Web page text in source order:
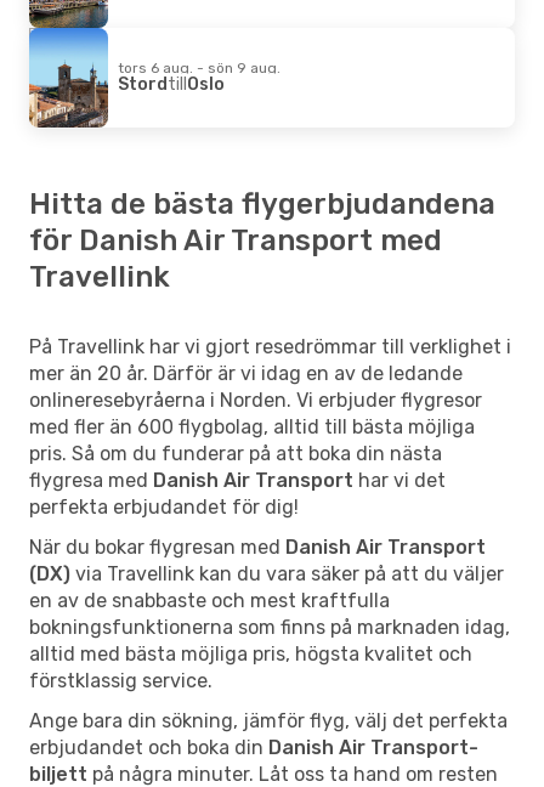
tors 6 aug. - sön 9 aug.
StordtillOslo
Hitta de bästa flygerbjudandena
för Danish Air Transport med
Travellink
På Travellink har vi gjort resedrömmar till verklighet i
mer än 20 år. Därför är vi idag en av de ledande
onlineresebyråerna i Norden. Vi erbjuder flygresor
med fler än 600 flygbolag, alltid till bästa möjliga
pris. Så om du funderar på att boka din nästa
flygresa med Danish Air Transport har vi det
perfekta erbjudandet för dig!
När du bokar flygresan med Danish Air Transport
(DX) via Travellink kan du vara säker på att du väljer
en av de snabbaste och mest kraftfulla
bokningsfunktionerna som finns på marknaden idag,
alltid med bästa möjliga pris, högsta kvalitet och
förstklassig service.
Ange bara din sökning, jämför flyg, välj det perfekta
erbjudandet och boka din Danish Air Transport-
biljett på några minuter. Låt oss ta hand om resten